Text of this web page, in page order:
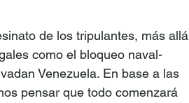
de los tripulantes, más allá
como el bloqueo naval-
Venezuela. En base a las
pensar que todo comenzará